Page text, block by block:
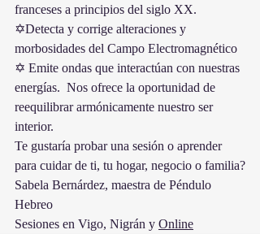
franceses a principios del siglo XX.
✡Detecta y corrige alteraciones y
morbosidades del Campo Electromagnético
✡ Emite ondas que interactúan con nuestras
energías.  Nos ofrece la oportunidad de
reequilibrar armónicamente nuestro ser
interior.
Te gustaría probar una sesión o aprender
para cuidar de ti, tu hogar, negocio o familia?
Sabela Bernárdez, maestra de Péndulo
Hebreo
Sesiones en Vigo, Nigrán y Online